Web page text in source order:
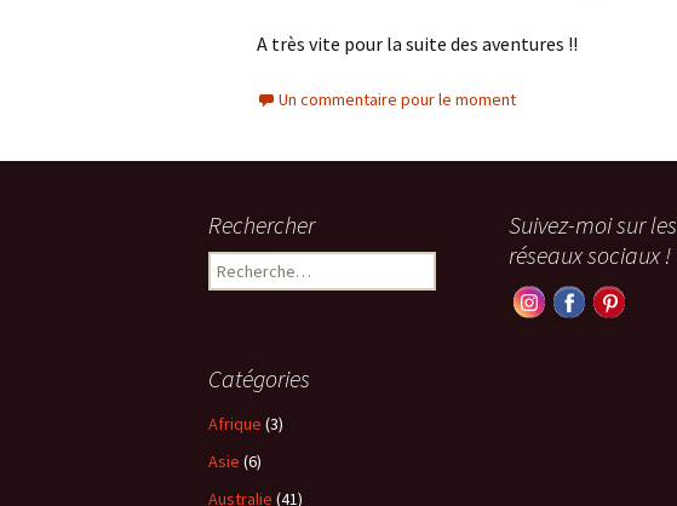
A très vite pour la suite des aventures !!
Un commentaire pour le moment
Rechercher
Rechercher :
Suivez-moi sur les
réseaux sociaux !
Catégories
Afrique (3)
Asie (6)
Australie (41)